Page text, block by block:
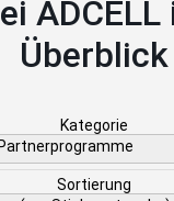
ADCELL
Überblick
Kategorie
Sortierung